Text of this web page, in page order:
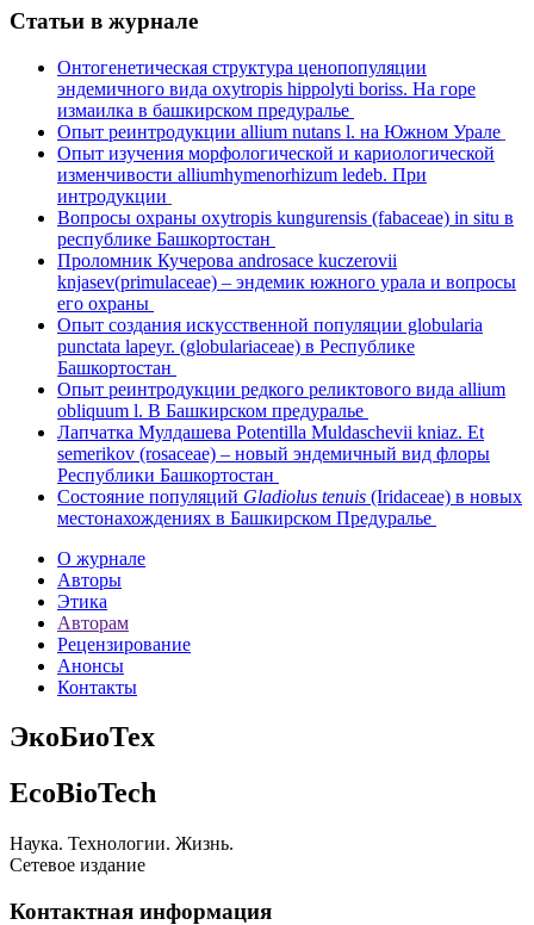
Статьи в журнале
Онтогенетическая структура ценопопуляции
эндемичного вида oxytropis hippolyti boriss. На горе
измаилка в башкирском предуралье
Опыт реинтродукции allium nutans l. на Южном Урале
Опыт изучения морфологической и кариологической
изменчивости alliumhymenorhizum ledeb. При
интродукции
Вопросы охраны oxytropis kungurensis (fabaceae) in situ в
республике Башкортостан
Проломник Кучерова androsace kuczerovii
knjasev(primulaceae) – эндемик южного урала и вопросы
его охраны
Опыт создания искусственной популяции globularia
punctata lapeyr. (globulariaceae) в Республике
Башкортостан
Опыт реинтродукции редкого реликтового вида allium
obliquum l. В Башкирском предуралье
Лапчатка Мулдашева Potentilla Muldaschevii kniaz. Et
semerikov (rosaceae) – новый эндемичный вид флоры
Республики Башкортостан
Состояние популяций Gladiolus tenuis (Iridaceae) в новых
местонахождениях в Башкирском Предуралье
О журнале
Авторы
Этика
Авторам
Рецензирование
Анонсы
Контакты
ЭкоБиоТех
EcoBioTech
Наука. Технологии. Жизнь.
Сетевое издание
Контактная информация